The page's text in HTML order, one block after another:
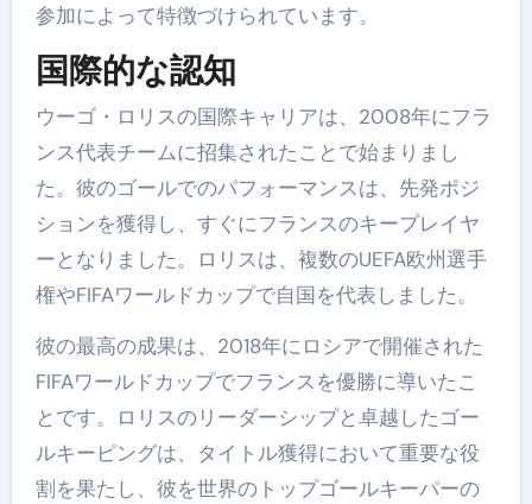
参加によって特徴づけられています。
国際的な認知
ウーゴ・ロリスの国際キャリアは、2008年にフラ
ンス代表チームに招集されたことで始まりまし
た。彼のゴールでのパフォーマンスは、先発ポジ
ションを獲得し、すぐにフランスのキープレイヤ
ーとなりました。ロリスは、複数のUEFA欧州選手
権やFIFAワールドカップで自国を代表しました。
彼の最高の成果は、2018年にロシアで開催された
FIFAワールドカップでフランスを優勝に導いたこ
とです。ロリスのリーダーシップと卓越したゴー
ルキーピングは、タイトル獲得において重要な役
割を果たし、彼を世界のトップゴールキーパーの